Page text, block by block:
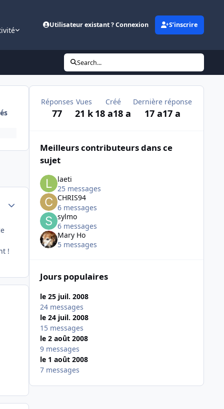
Utilisateur existant ? Connexion S’inscrire
Search...
Author stats
!
Réponses
77
Vues
21 k
Créé
18 a18 a
Dernière réponse
17 a17 a
Meilleurs contributeurs dans ce
sujet
laeti
25 messages
CHRIS94
6 messages
sylmo
6 messages
Mary Ho
5 messages
Jours populaires
le 25 juil. 2008
24 messages
le 24 juil. 2008
15 messages
le 2 août 2008
9 messages
le 1 août 2008
7 messages